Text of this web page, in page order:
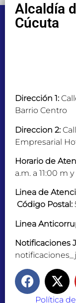
Alcaldía
Cúcuta
Dirección 1:
Barrio Centro
Direccion 2:
Empresarial
Horario de
a.m. a 11:00 m
Linea de
Código Postal:
Linea
Notificaciones
Política